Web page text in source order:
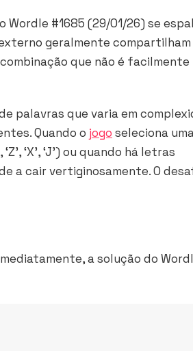
#1685 (29/01/26) se
geralmente compartilham
que não é facilmente
palavras que varia em
Quando o jogo seleciona
‘X’, ‘J’) ou quando há letras
a cair vertiginosamente. O
a solução do